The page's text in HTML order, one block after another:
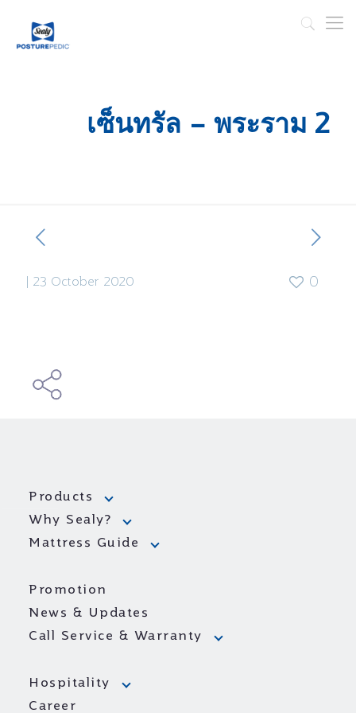
เซ็นทรัล – พระราม 2
23 October 2020 0
Products
Why Sealy?
Mattress Guide
Promotion
News & Updates
Call Service & Warranty
Hospitality
Career